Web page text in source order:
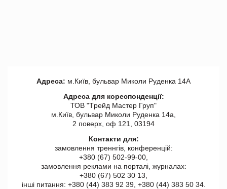
Адреса: м.Київ, бульвар Миколи Руденка 14А
Адреса для кореспонденції:
ТОВ "Tрейд Мастер Груп"
м.Київ, бульвар Миколи Руденка 14а,
2 поверх, оф 121, 03194
Контакти для:
замовлення треннгів, конференцій:
+380 (67) 502-99-00,
замовлення реклами на порталі, журналах:
+380 (67) 502 30 13,
інші питання: +380 (44) 383 92 39, +380 (44) 383 50 34.